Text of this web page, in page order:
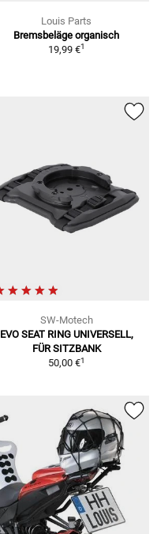
Louis Parts
Bremsbeläge organisch
19,99 €1
SW-Motech
EVO SEAT RING UNIVERSELL,
FÜR SITZBANK
50,00 €1